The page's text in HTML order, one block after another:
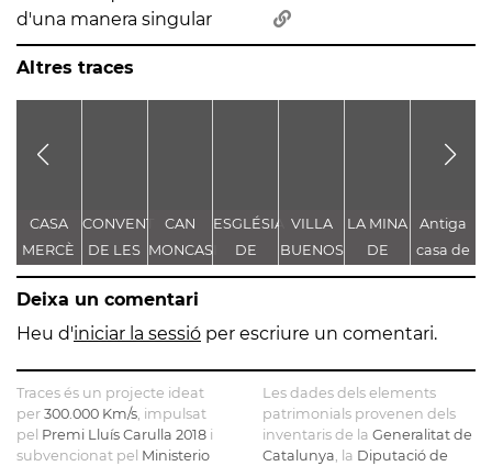
d'una manera singular
Altres traces
CASA
MERCÈ
NADAL
CONVENT
DE LES
MÍNIMES
CAN
MONCASI
ESGLÉSIA
DE
SANTA
VILLA
BUENOS
AIRES
LA MINA
DE
L'ESTANY
Antiga
casa de
Sant
Deixa un comentari
Heu d'iniciar la sessió per escriure un comentari.
Traces és un projecte ideat
per 300.000 Km/s , impulsat
pel Premi Lluís Carulla 2018 i
subvencionat pel Ministerio
Les dades dels elements
patrimonials provenen dels
inventaris de la Generalitat de
Catalunya , la Diputació de